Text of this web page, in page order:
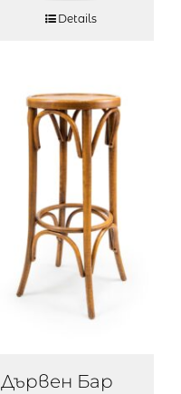
Details
Дървен Бар